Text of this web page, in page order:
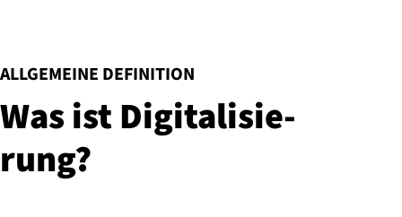
ALLGEMEINE DEFINITION
:
Was ist Di­gi­ta­li­sie­
rung?